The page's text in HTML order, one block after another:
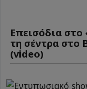
Επεισόδια
τη σέντρα στο
(video)